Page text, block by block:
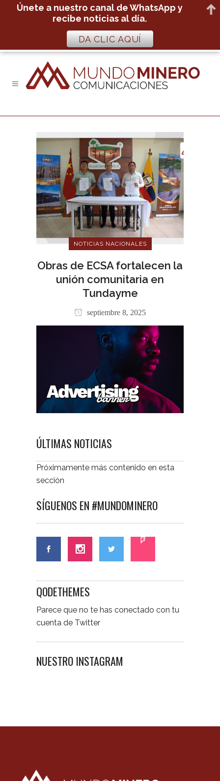
NOTICIAS NACIONALES
Obras de ECSA fortalecen la
unión comunitaria en
Tundayme
septiembre 8, 2025
ÚLTIMAS NOTICIAS
Próximamente más contenido en esta
sección
SÍGUENOS EN #MUNDOMINERO
QODETHEMES
Parece que no te has conectado con tu
cuenta de Twitter
NUESTRO INSTAGRAM
Únete a nuestro canal de WhatsApp y
recibe noticias al día.
DA CLIC AQUÍ